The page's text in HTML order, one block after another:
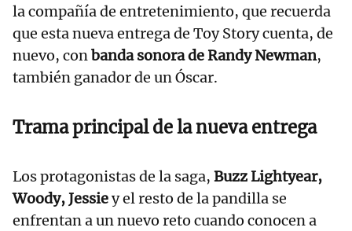
la compañía de entretenimiento, que recuerda
que esta nueva entrega de Toy Story cuenta, de
nuevo, conbanda sonora de Randy Newman,
también ganador de un Óscar.
Trama principal de la nueva entrega
Los protagonistas de la saga, Buzz Lightyear,
Woody, Jessiey el resto de la pandilla se
enfrentan a un nuevo reto cuando conocen a